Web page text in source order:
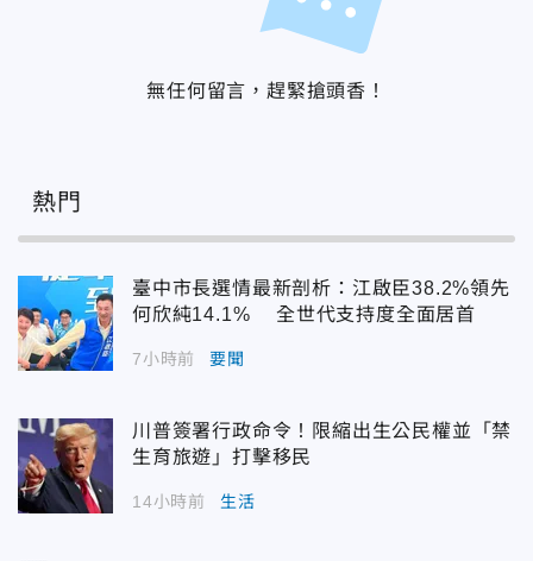
無任何留言，趕緊搶頭香！
熱門
臺中市長選情最新剖析：江啟臣38.2%領先
何欣純14.1% 全世代支持度全面居首
7小時前 要聞
川普簽署行政命令！限縮出生公民權並「禁
生育旅遊」打擊移民
14小時前 生活